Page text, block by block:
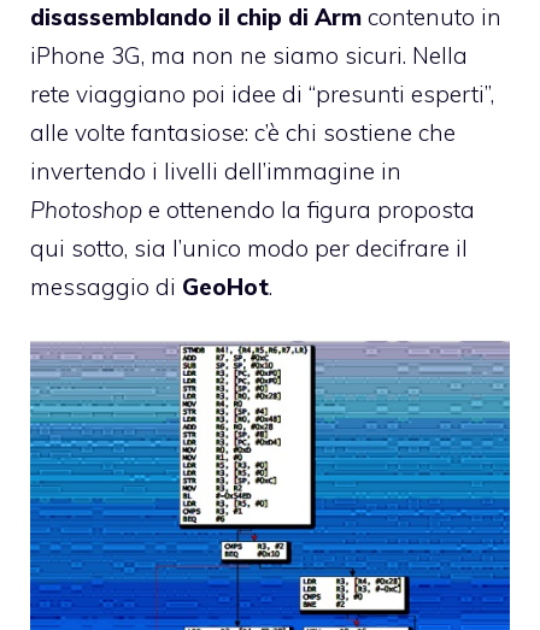
disassemblando il chip di Arm contenuto in
iPhone 3G, ma non ne siamo sicuri. Nella
rete viaggiano poi idee di “presunti esperti”,
alle volte fantasiose: c’è chi sostiene che
invertendo i livelli dell’immagine in
Photoshop e ottenendo la figura proposta
qui sotto, sia l’unico modo per decifrare il
messaggio di GeoHot.